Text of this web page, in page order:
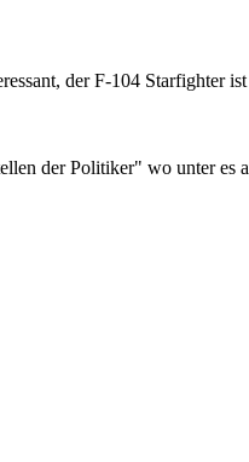
der F-104 Starfighter
der Politiker" wo unter